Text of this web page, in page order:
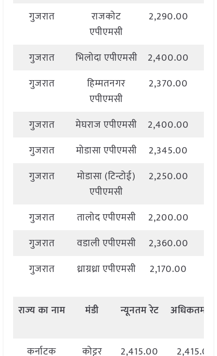
गुजरात
राजकोट
एपीएमसी
2,290.00
गुजरात भिलोदा एपीएमसी 2,400.00
गुजरात
हिम्मतनगर
एपीएमसी
2,370.00
गुजरात मेघराज एपीएमसी 2,400.00
गुजरात
मोडासा एपीएमसी 2,345.00
गुजरात
मोडासा (टिन्टोई)
एपीएमसी
2,250.00
गुजरात तालोद एपीएमसी 2,200.00
गुजरात
वडाली एपीएमसी 2,360.00
गुजरात
ध्राग्रध्रा एपीएमसी 2,170.00
राज्यकानाम मंडी न्यूनतमरेट अधिकतम
कर्नाटक
कोट्टूर
2,415.00 2,415.00